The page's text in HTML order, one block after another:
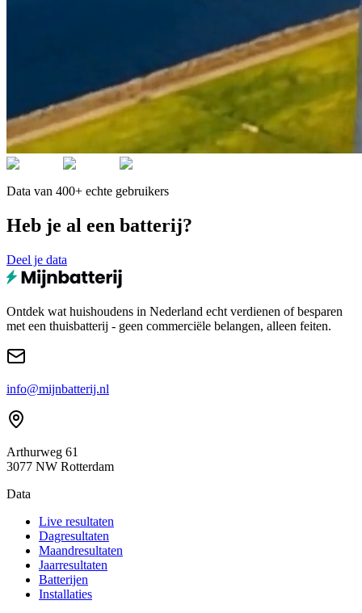
Data van 400+ echte gebruikers
Heb je al een batterij?
Deel je data
Ontdek wat huishoudens in Nederland echt verdienen of besparen
met een thuisbatterij - geen commerciële belangen, alleen feiten.
info@mijnbatterij.nl
Arthurweg 61
3077 NW Rotterdam
Data
Live resultaten
Dagresultaten
Maandresultaten
Jaarresultaten
Batterijen
Installaties